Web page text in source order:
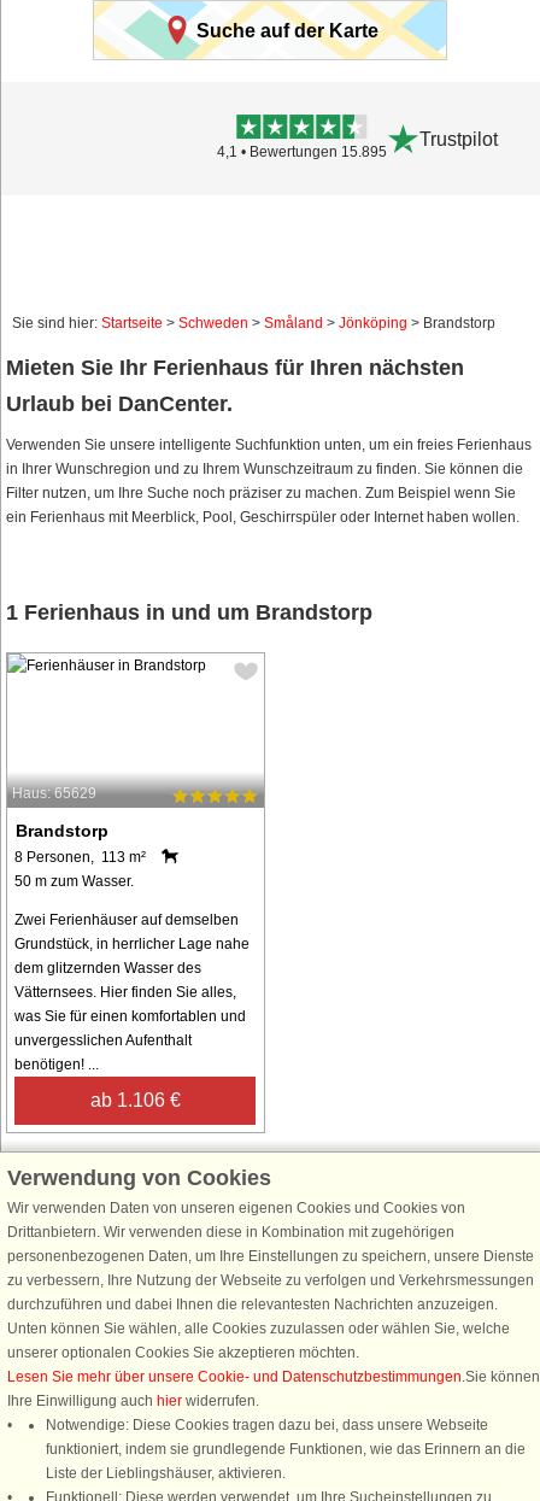
Suche auf der Karte
4,1 • Bewertungen 15.895
Trustpilot
Sie sind hier: Startseite > Schweden > Småland > Jönköping > Brandstorp
Mieten Sie Ihr Ferienhaus für Ihren nächsten
Urlaub bei DanCenter.
Verwenden Sie unsere intelligente Suchfunktion unten, um ein freies Ferienhaus
in Ihrer Wunschregion und zu Ihrem Wunschzeitraum zu finden. Sie können die
Filter nutzen, um Ihre Suche noch präziser zu machen. Zum Beispiel wenn Sie
ein Ferienhaus mit Meerblick, Pool, Geschirrspüler oder Internet haben wollen.
1 Ferienhaus in und um Brandstorp
Haus: 65629
Brandstorp
8 Personen, 113 m²
50 m zum Wasser.
Zwei Ferienhäuser auf demselben
Grundstück, in herrlicher Lage nahe
dem glitzernden Wasser des
Vätternsees. Hier finden Sie alles,
was Sie für einen komfortablen und
unvergesslichen Aufenthalt
benötigen! ...
ab 1.106 €
Schließen Sie sich 100.000 Ferienhaus-Fans an
Erhalten Sie einen Willkommensgutschein von 25 €für Ihren nächsten
Ferienhausurlaub - melden Sie sich einfach für den DanCenter Newsletter
an. Verpassen Sie nie wieder exklusive Angebote, Gewinnspiele und
Urlaubstipps!
Newsletter abonnieren
Verwendung von Cookies
Wir verwenden Daten von unseren eigenen Cookies und Cookies von
Drittanbietern. Wir verwenden diese in Kombination mit zugehörigen
personenbezogenen Daten, um Ihre Einstellungen zu speichern, unsere Dienste
zu verbessern, Ihre Nutzung der Webseite zu verfolgen und Verkehrsmessungen
durchzuführen und dabei Ihnen die relevantesten Nachrichten anzuzeigen.
Unten können Sie wählen, alle Cookies zuzulassen oder wählen Sie, welche
unserer optionalen Cookies Sie akzeptieren möchten.
Lesen Sie mehr über unsere Cookie- und Datenschutzbestimmungen.Sie können
Ihre Einwilligung auch hier widerrufen.
Notwendige: Diese Cookies tragen dazu bei, dass unsere Webseite
funktioniert, indem sie grundlegende Funktionen, wie das Erinnern an die
Liste der Lieblingshäuser, aktivieren.
Funktionell: Diese werden verwendet, um Ihre Sucheinstellungen zu